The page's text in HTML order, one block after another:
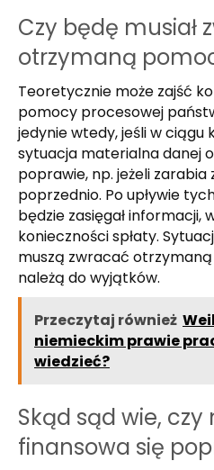
Czy będę musiał
otrzymaną
Teoretycznie może zajść
pomocy procesowej
jedynie wtedy, jeśli w
sytuacja materialna danej
poprawie, np. jeżeli zarabia
poprzednio. Po upływie
będzie zasięgał informacji,
konieczności spłaty.
muszą zwracać
należą do wyjątków.
Przeczytaj również
niemieckim prawie
wiedzieć?
Skąd sąd wie,
finansowa się